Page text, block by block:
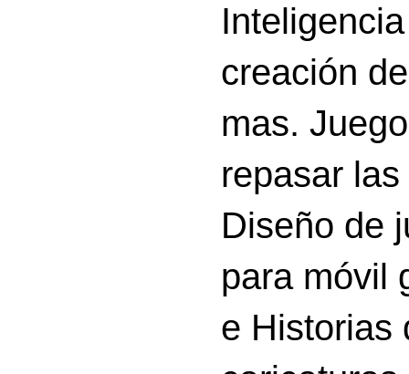
creación
mas.
repasar
Diseño de
para móvil
e Historias